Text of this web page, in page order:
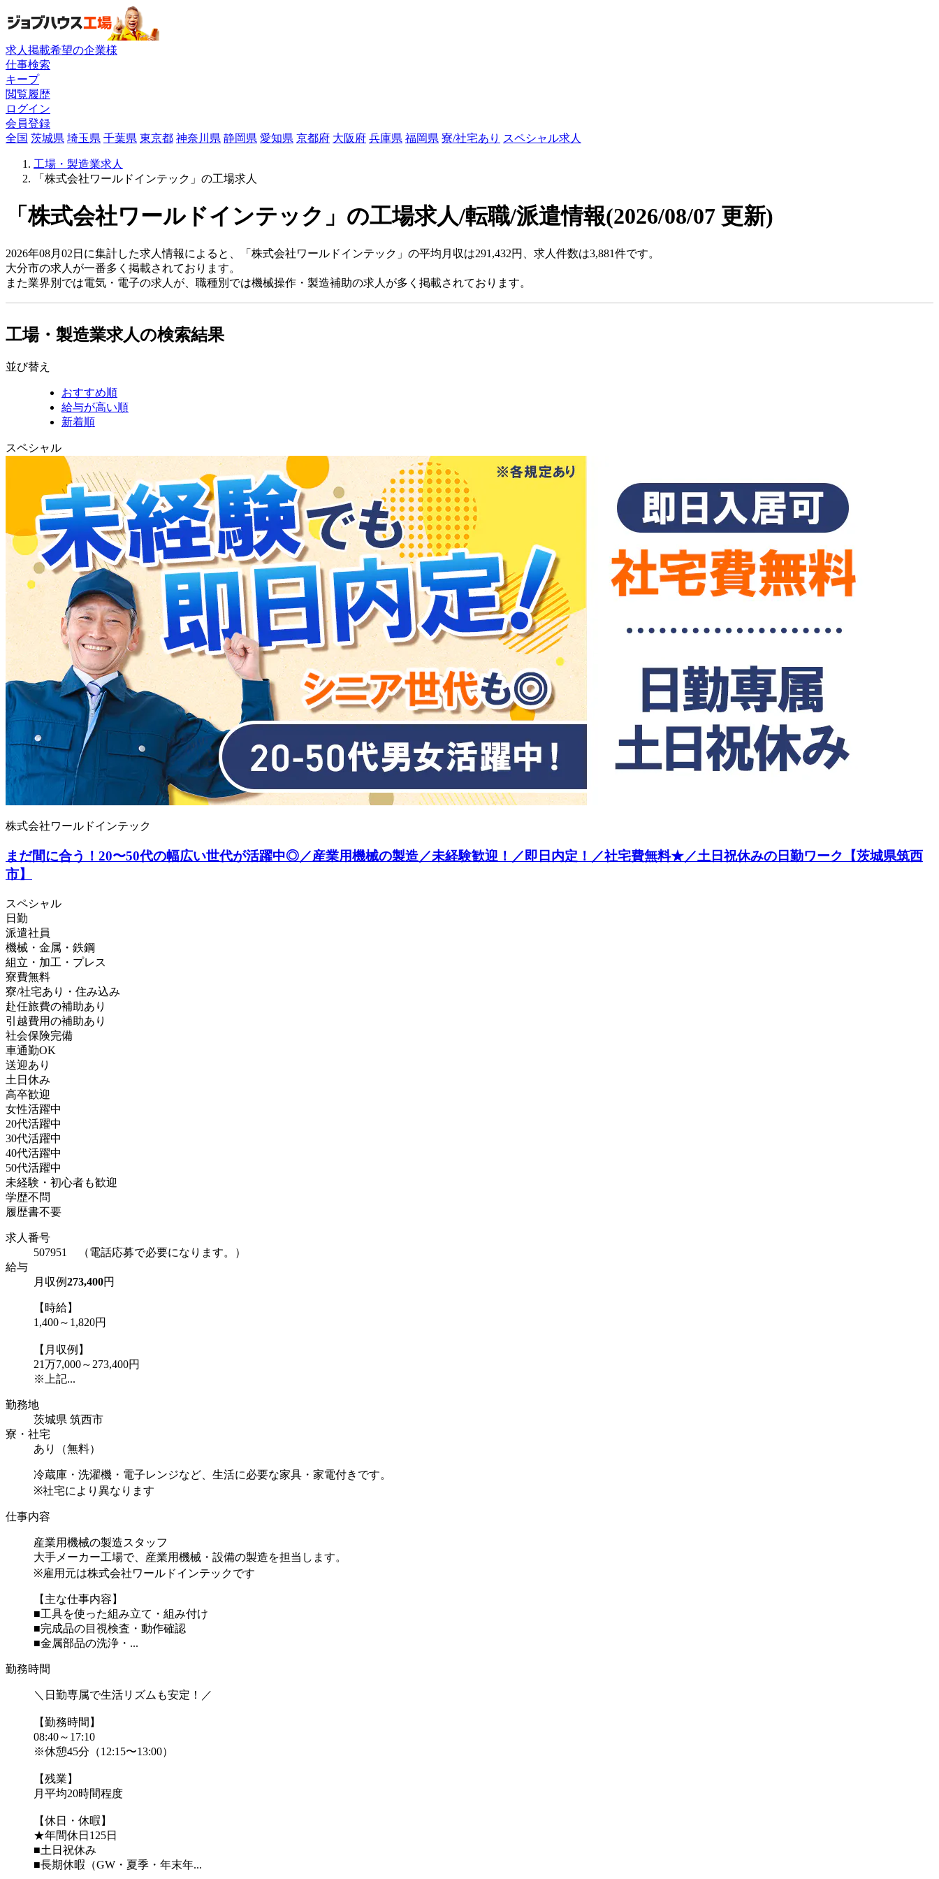
求人掲載希望の企業様
仕事検索
キープ
閲覧履歴
ログイン
会員登録
全国 茨城県 埼玉県 千葉県 東京都 神奈川県 静岡県 愛知県 京都府 大阪府 兵庫県 福岡県 寮/社宅あり スペシャル求人
工場・製造業求人
「株式会社ワールドインテック」の工場求人
「株式会社ワールドインテック」の工場求人/転職/派遣情報(2026/08/07 更新)
2026年08月02日に集計した求人情報によると、「株式会社ワールドインテック」の平均月収は291,432円、求人件数は3,881件です。
大分市の求人が一番多く掲載されております。
また業界別では電気・電子の求人が、職種別では機械操作・製造補助の求人が多く掲載されております。
工場・製造業求人の検索結果
並び替え
おすすめ順
給与が高い順
新着順
スペシャル
株式会社ワールドインテック
まだ間に合う！20〜50代の幅広い世代が活躍中◎／産業用機械の製造／未経験歓迎！／即日内定！／社宅費無料★／土日祝休みの日勤ワーク【茨城県筑西
市】
スペシャル
日勤
派遣社員
機械・金属・鉄鋼
組立・加工・プレス
寮費無料
寮/社宅あり・住み込み
赴任旅費の補助あり
引越費用の補助あり
社会保険完備
車通勤OK
送迎あり
土日休み
高卒歓迎
女性活躍中
20代活躍中
30代活躍中
40代活躍中
50代活躍中
未経験・初心者も歓迎
学歴不問
履歴書不要
求人番号
507951 （電話応募で必要になります。）
給与
月収例273,400円
【時給】
1,400～1,820円
【月収例】
21万7,000～273,400円
※上記...
勤務地
茨城県 筑西市
寮・社宅
あり（無料）
冷蔵庫・洗濯機・電子レンジなど、生活に必要な家具・家電付きです。
※社宅により異なります
仕事内容
産業用機械の製造スタッフ
大手メーカー工場で、産業用機械・設備の製造を担当します。
※雇用元は株式会社ワールドインテックです
【主な仕事内容】
■工具を使った組み立て・組み付け
■完成品の目視検査・動作確認
■金属部品の洗浄・...
勤務時間
＼日勤専属で生活リズムも安定！／
【勤務時間】
08:40～17:10
※休憩45分（12:15〜13:00）
【残業】
月平均20時間程度
【休日・休暇】
★年間休日125日
■土日祝休み
■長期休暇（GW・夏季・年末年...